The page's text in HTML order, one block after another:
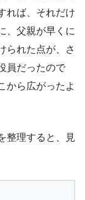
れば、それだけ
、父親が早くに
られた点が、さ
員だったので
から広がったよ
整理すると、見